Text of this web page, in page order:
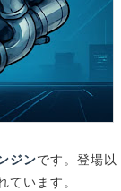
ジンです。登場以
います。